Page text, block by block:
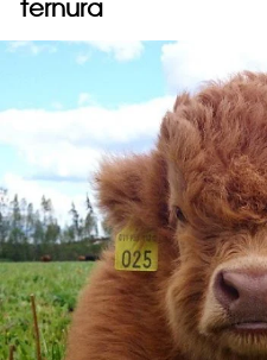
ternura